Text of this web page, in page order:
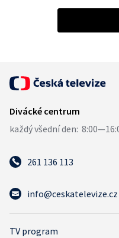
261 136 113
info@ceskatelevize.cz
TV program